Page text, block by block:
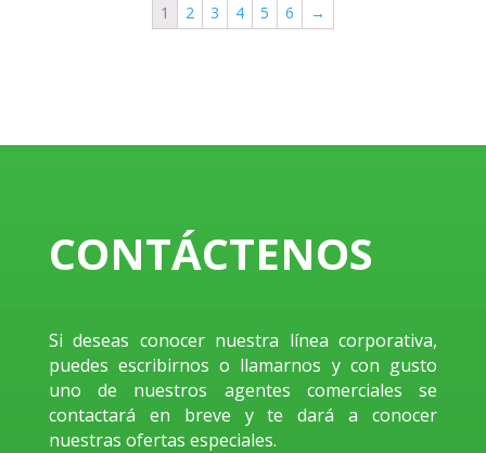
1 2 3 4 5 6 →
CONTÁCTENOS
Si deseas conocer nuestra línea corporativa,
puedes escribirnos o llamarnos y con gusto
uno de nuestros agentes comerciales se
contactará en breve y te dará a conocer
nuestras ofertas especiales.